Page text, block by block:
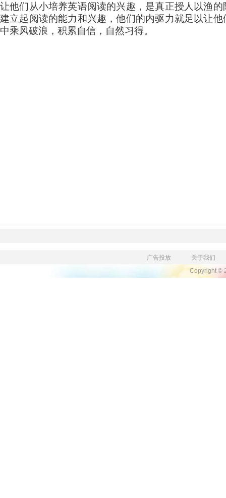
让他们从小培养英语阅读的兴趣，是真正授人以渔
建立起阅读的能力和兴趣，他们的内驱力就足以让
中乘风破浪，积累自信，自然习得。
广告投放
关于我们
Copyright ©